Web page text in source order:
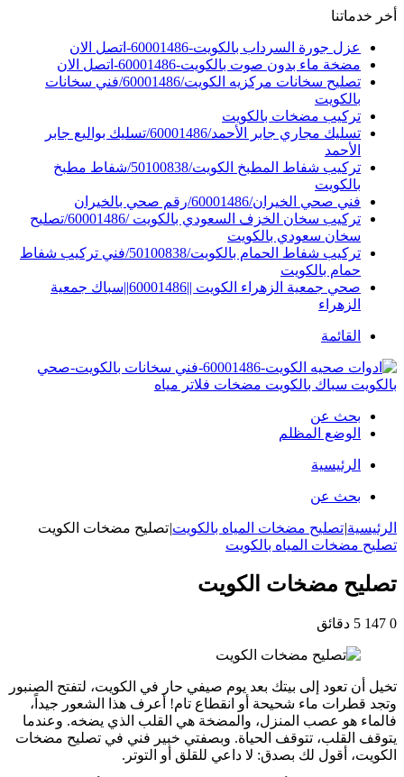
أخر خدماتنا
عزل جورة السرداب بالكويت-60001486-اتصل الان
مضخة ماء بدون صوت بالكويت-60001486-اتصل الان
تصليح سخانات مركزيه الكويت/60001486/فني سخانات
بالكويت
تركيب مضخات بالكويت
تسليك مجاري جابر الأحمد/60001486/تسليك بواليع جابر
الأحمد
تركيب شفاط المطبخ الكويت/50100838/شفاط مطبخ
بالكويت
فني صحي الخيران/60001486/رقم صحي بالخيران
تركيب سخان الخزف السعودي بالكويت /60001486/تصليح
سخان سعودي بالكويت
تركيب شفاط الحمام بالكويت/50100838/فني تركيب شفاط
حمام بالكويت
صحي جمعية الزهراء الكويت ||60001486||سباك جمعية
الزهراء
القائمة
بحث عن
الوضع المظلم
الرئيسية
بحث عن
الرئيسية|تصليح مضخات المياه بالكويت|تصليح مضخات الكويت
تصليح مضخات المياه بالكويت
تصليح مضخات الكويت
0 5 دقائق
تخيل أن تعود إلى بيتك بعد يوم صيفي حار في الكويت، لتفتح الصنبور
وتجد قطرات ماء شحيحة أو انقطاع تام! أعرف هذا الشعور جيداً،
فالماء هو عصب المنزل، والمضخة هي القلب الذي يضخه. وعندما
يتوقف القلب، تتوقف الحياة. وبصفتي خبير فني في تصليح مضخات
الكويت، أقول لك بصدق: لا داعي للقلق أو التوتر.